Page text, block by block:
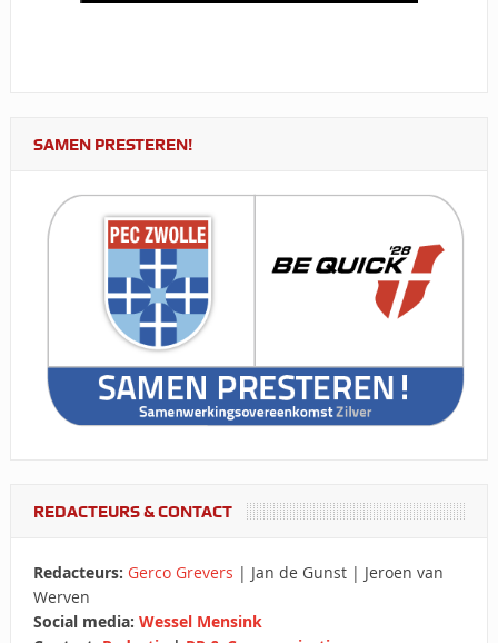
SAMEN PRESTEREN!
REDACTEURS & CONTACT
Redacteurs: Gerco Grevers | Jan de Gunst | Jeroen van
Werven
Social media: Wessel Mensink